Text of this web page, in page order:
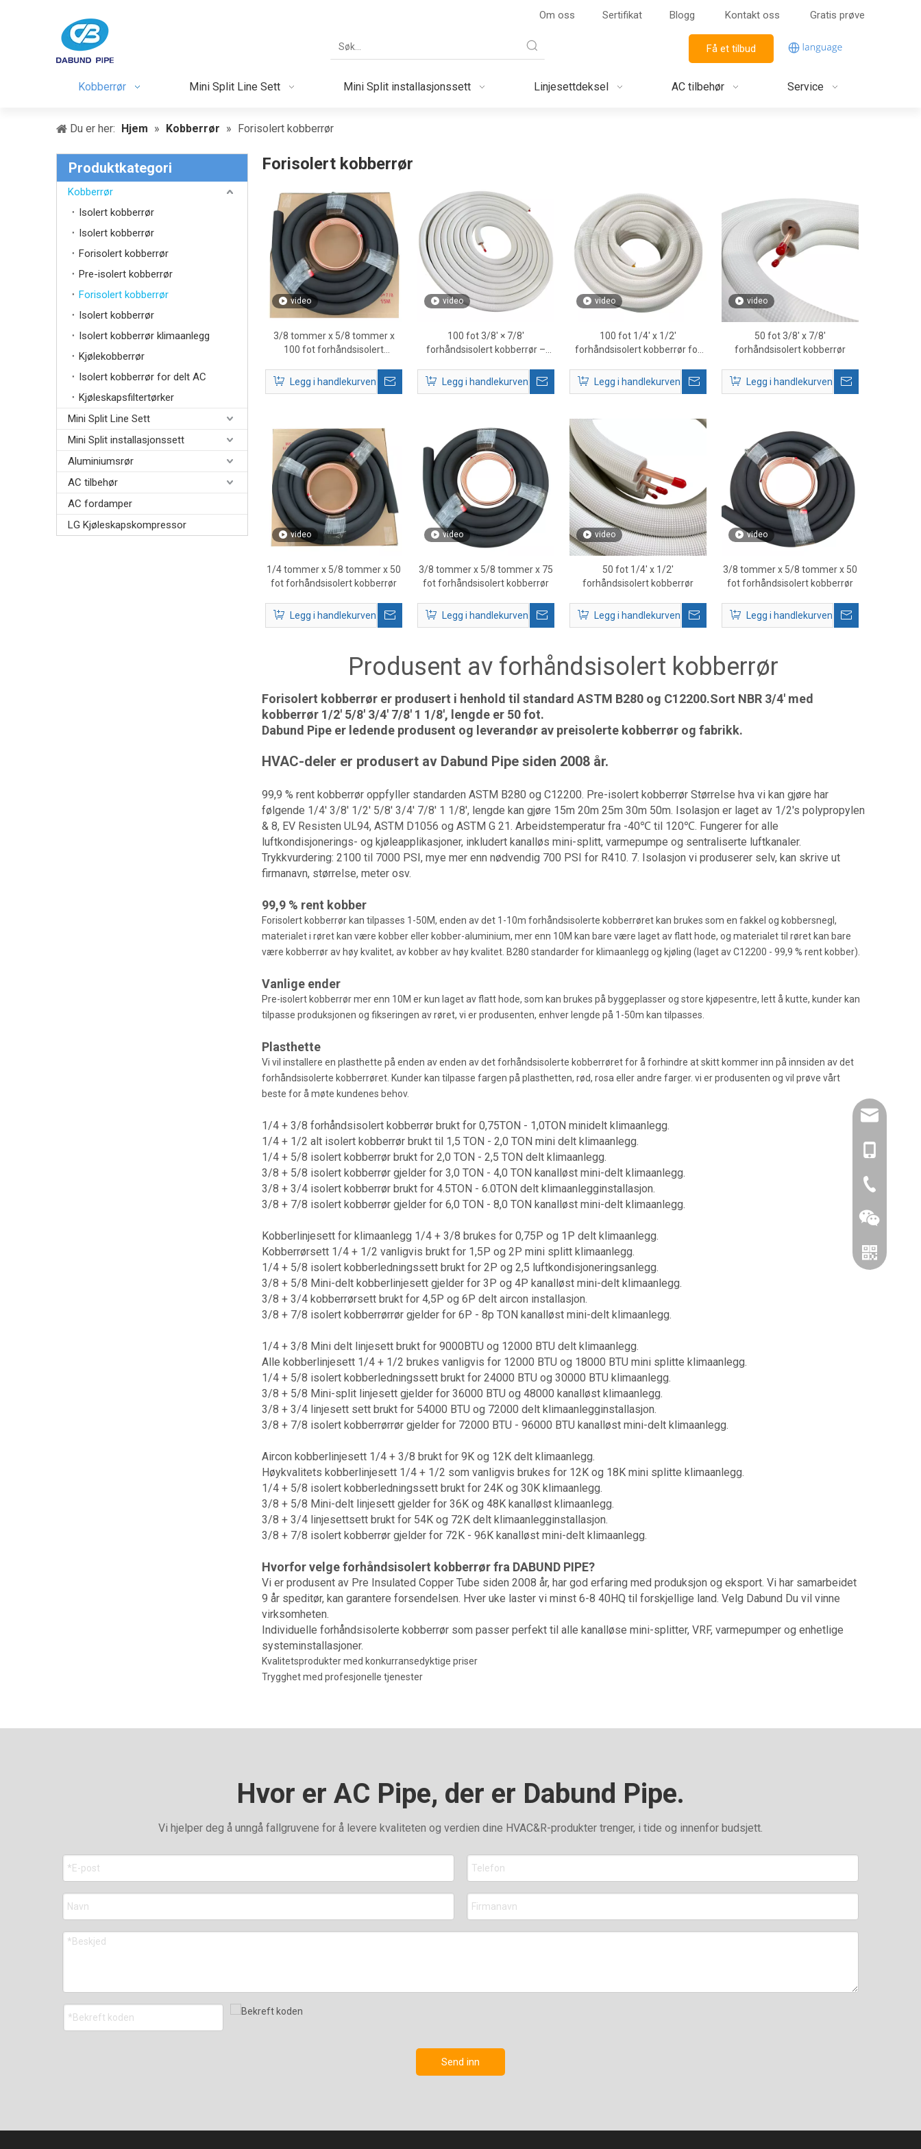
Om oss Sertifikat Blogg Kontakt oss Gratis prøve
Få et tilbud
Kobberrør Mini Split Line Sett Mini Split installasjonssett Linjesettdeksel AC tilbehør Service
Du er her: Hjem » Kobberrør » Forisolert kobberrør
Produktkategori
Kobberrør
Isolert kobberrør
Isolert kobberrør
Forisolert kobberrør
Pre-isolert kobberrør
Forisolert kobberrør
Isolert kobberrør
Isolert kobberrør klimaanlegg
Kjølekobberrør
Isolert kobberrør for delt AC
Kjøleskapsfiltertørker
Mini Split Line Sett
Mini Split installasjonssett
Aluminiumsrør
AC tilbehør
AC fordamper
LG Kjøleskapskompressor
Forisolert kobberrør
video
3/8 tommer x 5/8 tommer x
100 fot forhåndsisolert
Legg i handlekurven
video
100 fot 3/8' × 7/8'
forhåndsisolert kobberrør –
Legg i handlekurven
video
100 fot 1/4' x 1/2'
forhåndsisolert kobberrør for
Legg i handlekurven
video
50 fot 3/8' x 7/8'
forhåndsisolert kobberrør
Legg i handlekurven
video
1/4 tommer x 5/8 tommer x 50
fot forhåndsisolert kobberrør
Legg i handlekurven
video
3/8 tommer x 5/8 tommer x 75
fot forhåndsisolert kobberrør
Legg i handlekurven
video
50 fot 1/4' x 1/2'
forhåndsisolert kobberrør
Legg i handlekurven
video
3/8 tommer x 5/8 tommer x 50
fot forhåndsisolert kobberrør
Legg i handlekurven
Produsent av forhåndsisolert kobberrør
Forisolert kobberrør er produsert i henhold til standard ASTM B280 og C12200.Sort NBR 3/4' med
kobberrør 1/2' 5/8' 3/4' 7/8' 1 1/8', lengde er 50 fot.
Dabund Pipe er ledende produsent og leverandør av preisolerte kobberrør og fabrikk.
HVAC-deler er produsert av Dabund Pipe siden 2008 år.
99,9 % rent kobberrør oppfyller standarden ASTM B280 og C12200. Pre-isolert kobberrør Størrelse hva vi kan gjøre har
følgende 1/4' 3/8' 1/2' 5/8' 3/4' 7/8' 1 1/8', lengde kan gjøre 15m 20m 25m 30m 50m. Isolasjon er laget av 1/2's polypropylen
& 8, EV Resisten UL94, ASTM D1056 og ASTM G 21. Arbeidstemperatur fra -40℃ til 120℃. Fungerer for alle
luftkondisjonerings- og kjøleapplikasjoner, inkludert kanalløs mini-splitt, varmepumpe og sentraliserte luftkanaler.
Trykkvurdering: 2100 til 7000 PSI, mye mer enn nødvendig 700 PSI for R410. 7. Isolasjon vi produserer selv, kan skrive ut
firmanavn, størrelse, meter osv.
99,9 % rent kobber
Forisolert kobberrør kan tilpasses 1-50M, enden av det 1-10m forhåndsisolerte kobberrøret kan brukes som en fakkel og kobbersnegl,
materialet i røret kan være kobber eller kobber-aluminium, mer enn 10M kan bare være laget av flatt hode, og materialet til røret kan bare
være kobberrør av høy kvalitet, av kobber av høy kvalitet. B280 standarder for klimaanlegg og kjøling (laget av C12200 - 99,9 % rent kobber).
Vanlige ender
Pre-isolert kobberrør mer enn 10M er kun laget av flatt hode, som kan brukes på byggeplasser og store kjøpesentre, lett å kutte, kunder kan
tilpasse produksjonen og fikseringen av røret, vi er produsenten, enhver lengde på 1-50m kan tilpasses.
Plasthette
Vi vil installere en plasthette på enden av enden av det forhåndsisolerte kobberrøret for å forhindre at skitt kommer inn på innsiden av det
forhåndsisolerte kobberrøret. Kunder kan tilpasse fargen på plasthetten, rød, rosa eller andre farger. vi er produsenten og vil prøve vårt
beste for å møte kundenes behov.
1/4 + 3/8 forhåndsisolert kobberrør brukt for 0,75TON - 1,0TON minidelt klimaanlegg.
1/4 + 1/2 alt isolert kobberrør brukt til 1,5 TON - 2,0 TON mini delt klimaanlegg.
1/4 + 5/8 isolert kobberrør brukt for 2,0 TON - 2,5 TON delt klimaanlegg.
3/8 + 5/8 isolert kobberrør gjelder for 3,0 TON - 4,0 TON kanalløst mini-delt klimaanlegg.
3/8 + 3/4 isolert kobberrør brukt for 4.5TON - 6.0TON delt klimaanlegginstallasjon.
3/8 + 7/8 isolert kobberrør gjelder for 6,0 TON - 8,0 TON kanalløst mini-delt klimaanlegg.
Kobberlinjesett for klimaanlegg 1/4 + 3/8 brukes for 0,75P og 1P delt klimaanlegg.
Kobberrørsett 1/4 + 1/2 vanligvis brukt for 1,5P og 2P mini splitt klimaanlegg.
1/4 + 5/8 isolert kobberledningssett brukt for 2P og 2,5 luftkondisjoneringsanlegg.
3/8 + 5/8 Mini-delt kobberlinjesett gjelder for 3P og 4P kanalløst mini-delt klimaanlegg.
3/8 + 3/4 kobberrørsett brukt for 4,5P og 6P delt aircon installasjon.
3/8 + 7/8 isolert kobberrørrør gjelder for 6P - 8p TON kanalløst mini-delt klimaanlegg.
1/4 + 3/8 Mini delt linjesett brukt for 9000BTU og 12000 BTU delt klimaanlegg.
Alle kobberlinjesett 1/4 + 1/2 brukes vanligvis for 12000 BTU og 18000 BTU mini splitte klimaanlegg.
1/4 + 5/8 isolert kobberledningssett brukt for 24000 BTU og 30000 BTU klimaanlegg.
3/8 + 5/8 Mini-split linjesett gjelder for 36000 BTU og 48000 kanalløst klimaanlegg.
3/8 + 3/4 linjesett sett brukt for 54000 BTU og 72000 delt klimaanlegginstallasjon.
3/8 + 7/8 isolert kobberrørrør gjelder for 72000 BTU - 96000 BTU kanalløst mini-delt klimaanlegg.
Aircon kobberlinjesett 1/4 + 3/8 brukt for 9K og 12K delt klimaanlegg.
Høykvalitets kobberlinjesett 1/4 + 1/2 som vanligvis brukes for 12K og 18K mini splitte klimaanlegg.
1/4 + 5/8 isolert kobberledningssett brukt for 24K og 30K klimaanlegg.
3/8 + 5/8 Mini-delt linjesett gjelder for 36K og 48K kanalløst klimaanlegg.
3/8 + 3/4 linjesettsett brukt for 54K og 72K delt klimaanlegginstallasjon.
3/8 + 7/8 isolert kobberrør gjelder for 72K - 96K kanalløst mini-delt klimaanlegg.
Hvorfor velge forhåndsisolert kobberrør fra DABUND PIPE?
Vi er produsent av Pre Insulated Copper Tube siden 2008 år, har god erfaring med produksjon og eksport. Vi har samarbeidet
9 år speditør, kan garantere forsendelsen. Hver uke laster vi minst 6-8 40HQ til forskjellige land. Velg Dabund Du vil vinne
virksomheten.
Individuelle forhåndsisolerte kobberrør som passer perfekt til alle kanalløse mini-splitter, VRF, varmepumper og enhetlige
systeminstallasjoner.
Kvalitetsprodukter med konkurransedyktige priser
Trygghet med profesjonelle tjenester
Hvor er AC Pipe, der er Dabund Pipe.
Vi hjelper deg å unngå fallgruvene for å levere kvaliteten og verdien dine HVAC&R-produkter trenger, i tide og innenfor budsjett.
Send inn
86-